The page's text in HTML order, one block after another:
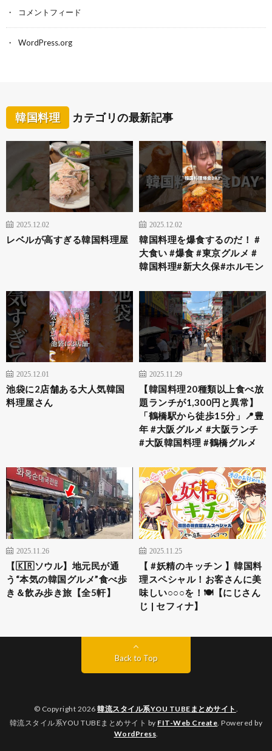
コメントフィード
WordPress.org
韓国料理 カテゴリの最新記事
2025.12.02
レベルが高すぎる韓国料理屋
2025.12.02
韓国料理を爆食するのだ！ #
大食い #爆食 #東京グルメ #
韓国料理#新大久保#ホルモン
2025.12.01
池袋に2店舗ある大人気韓国
料理屋さん
2025.11.29
【韓国料理20種類以上食べ放
題ランチが1,300円と異常】
「鶴橋駅から徒歩15分」📍豊
年 #大阪グルメ #大阪ランチ
#大阪韓国料理 #鶴橋グルメ
2025.11.26
【🇰🇷ソウル】地元民が通
う“本気の韓国グルメ”食べ歩
き＆飲み歩き旅【全5軒】
2025.11.25
【 #妖精のキッチン 】韓国料
理スペシャル！お客さんに美
味しい○○○を！🍽️【にじさん
じ | セフィナ】
Back to Top
© Copyright 2026韓流スタイル系YOU TUBEまとめサイト
韓流スタイル系YOU TUBEまとめサイト by FIT-Web Create . Powered by
WordPress